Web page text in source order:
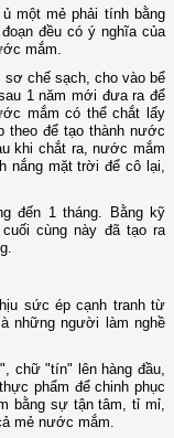
một mẻ phải tính bằng
đều có ý nghĩa của
mắm.
chế sạch, cho vào bể
1 năm mới đưa ra để
mắm có thể chắt lấy
theo để tạo thành nước
khi chắt ra, nước mắm
nắng mặt trời để cô lại,
đến 1 tháng. Bằng kỹ
cùng này đã tạo ra
sức ép cạnh tranh từ
những người làm nghề
chữ "tín" lên hàng đầu,
phẩm để chinh phục
bằng sự tận tâm, tỉ mỉ,
mẻ nước mắm.